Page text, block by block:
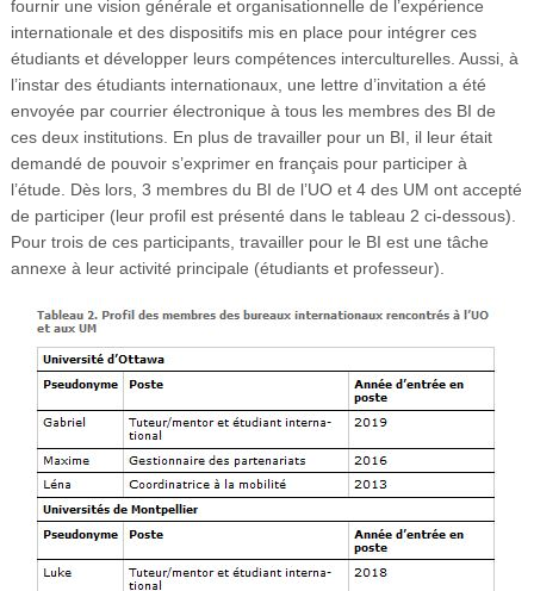
fournir une vision générale et organisationnelle de l’expérience
internationale et des dispositifs mis en place pour intégrer ces
étudiants et développer leurs compétences interculturelles. Aussi, à
l’instar des étudiants internationaux, une lettre d’invitation a été
envoyée par courrier électronique à tous les membres des BI de
ces deux institutions. En plus de travailler pour un BI, il leur était
demandé de pouvoir s’exprimer en français pour participer à
l’étude. Dès lors, 3 membres du BI de l’UO et 4 des UM ont accepté
de participer (leur profil est présenté dans le tableau 2 ci-dessous).
Pour trois de ces participants, travailler pour le BI est une tâche
annexe à leur activité principale (étudiants et professeur).